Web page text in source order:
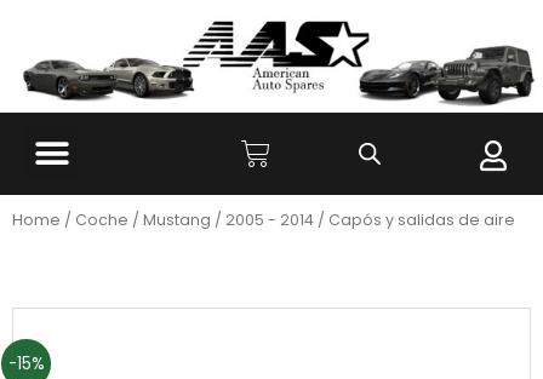
Home / Coche / Mustang / 2005 - 2014 / Capós y salidas de aire
-15%